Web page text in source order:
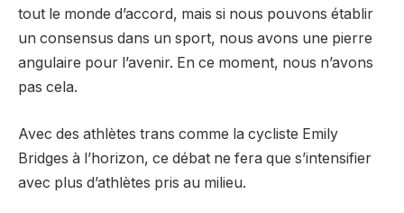
tout le monde d’accord, mais si nous pouvons établir
un consensus dans un sport, nous avons une pierre
angulaire pour l’avenir. En ce moment, nous n’avons
pas cela.
Avec des athlètes trans comme la cycliste Emily
Bridges à l’horizon, ce débat ne fera que s’intensifier
avec plus d’athlètes pris au milieu.